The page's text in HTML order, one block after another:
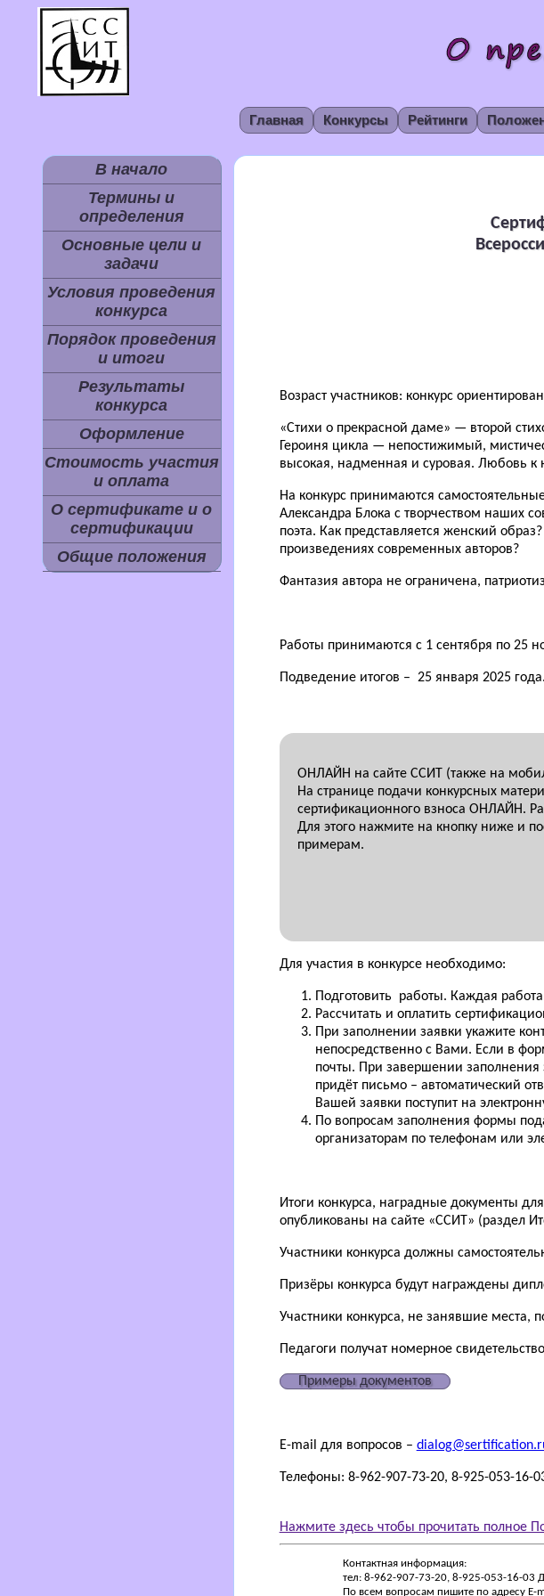
Главная Конкурсы Рейтинги
В начало
Термины и
определения
Основные цели и
задачи
Условия проведения
конкурса
Порядок проведения
и итоги
Результаты
конкурса
Оформление
Стоимость участия
и оплата
О сертификате и о
сертификации
Общие положения
Возраст участников: конкурс
«Стихи о прекрасной даме» — второй
Героиня цикла — непостижимый,
высокая, надменная и суровая. Любовь к
На конкурс принимаются
Александра Блока с творчеством наших
поэта. Как представляется женский
произведениях современных авторов?
Фантазия автора не ограничена,
Работы принимаются с 1 сентября по 25
Подведение итогов – 25 января 2025 года.
ОНЛАЙН на сайте ССИТ (также на
На странице подачи конкурсных
сертификационного взноса ОНЛАЙН.
Для этого нажмите на кнопку ниже и
примерам.
Для участия в конкурсе необходимо:
Подготовить работы. Каждая
Рассчитать и оплатить
При заполнении заявки укажите
непосредственно с Вами. Если в
почты. При завершении заполнения
придёт письмо – автоматический
Вашей заявки поступит на
По вопросам заполнения формы
организаторам по телефонам или
Итоги конкурса, наградные документы
опубликованы на сайте «ССИТ» (раздел
Участники конкурса должны
Призёры конкурса будут награждены
Участники конкурса, не занявшие места,
Педагоги получат номерное
Примеры документов
E-mail для вопросов –
Телефоны: 8-962-907-73-20, 8-925-053-16-
Нажмите здесь чтобы прочитать полное
Контактная информация:
тел: 8-962-907-73-20, 8-925-053-16-03
По всем вопросам пишите по адресу E-